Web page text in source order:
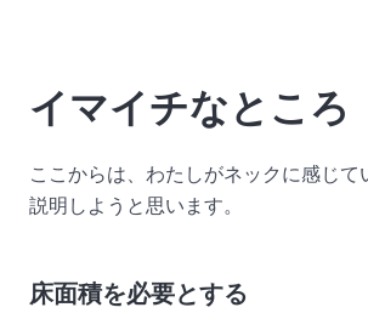
イマイチなところ
ここからは、わたしがネックに感じて
説明しようと思います。
床面積を必要とする